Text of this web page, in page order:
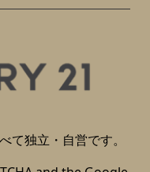
て独立・自営です。